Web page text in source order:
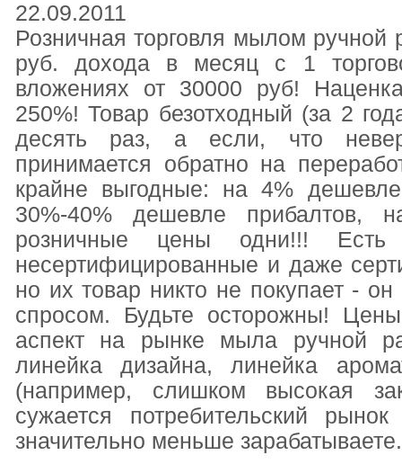
22.09.2011
Розничная торговля мылом ручной
руб. дохода в месяц с 1
вложениях от 30000 руб!
250%! Товар безотходный (за 2
десять раз, а если, что
принимается обратно на
крайне выгодные: на 4%
30%-40% дешевле
розничные цены одни!!!
несертифицированные и даже
но их товар никто не покупает - он
спросом. Будьте осторожны!
аспект на рынке мыла ручной
линейка дизайна, линейка
(например, слишком высокая
сужается потребительский
значительно меньше зарабатываете.